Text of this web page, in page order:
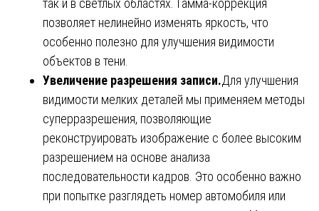
так и в светлых областях. Гамма-коррекция
позволяет нелинейно изменять яркость, что
особенно полезно для улучшения видимости
объектов в тени.
Увеличение разрешения записи.Для улучшения
видимости мелких деталей мы применяем методы
суперразрешения, позволяющие
реконструировать изображение с более высоким
разрешением на основе анализа
последовательности кадров. Это особенно важно
при попытке разглядеть номер автомобиля или